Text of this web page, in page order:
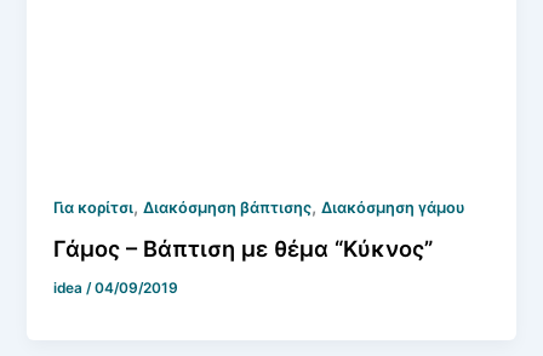
Για κορίτσι,Διακόσμηση βάπτισης,Διακόσμηση γάμου
Γάμος – Βάπτιση με θέμα “Κύκνος”
idea/04/09/2019